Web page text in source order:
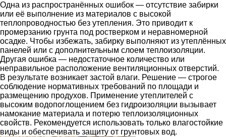
Одна из распространённых ошибок — отсутствие забирки
или её выполнение из материалов с высокой
теплопроводностью без утепления. Это приводит к
промерзанию грунта под ростверком и неравномерной
осадке. Чтобы избежать, забирку выполняют из утеплённых
панелей или с дополнительным слоем теплоизоляции.
Другая ошибка — недостаточное количество или
неправильное расположение вентиляционных отверстий.
В результате возникает застой влаги. Решение — строгое
соблюдение нормативных требований по площади и
размещению продухов. Применение утеплителей с
высоким водопоглощением без гидроизоляции вызывает
намокание материала и потерю теплоизоляционных
свойств. Рекомендуется использовать только влагостойкие
виды и обеспечивать защиту от грунтовых вод.